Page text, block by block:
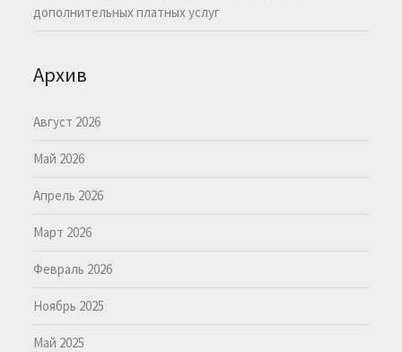
дополнительных платных услуг
Архив
Август 2026
Май 2026
Апрель 2026
Март 2026
Февраль 2026
Ноябрь 2025
Май 2025